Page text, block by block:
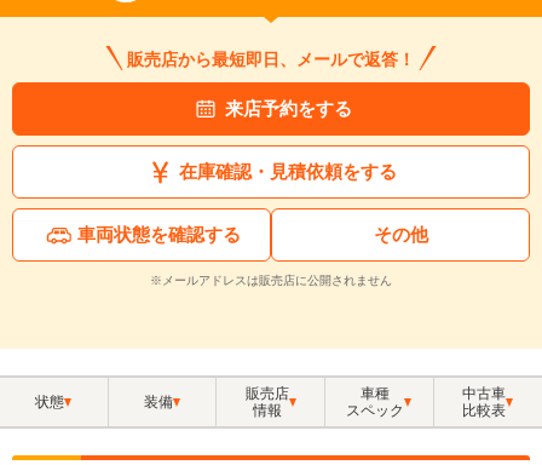
販売店から最短即日、メールで返答！
来店予約をする
在庫確認・見積依頼をする
車両状態を確認する その他
※メールアドレスは販売店に公開されません
状態 装備
販売店
情報
車種
スペック
中古車
比較表